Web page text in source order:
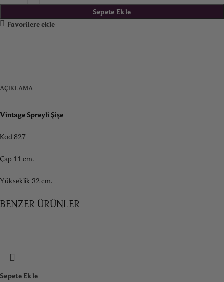
Sepete Ekle
Favorilere ekle
AÇIKLAMA
Vintage Spreyli Şişe
Kod 827
Çap 11 cm.
Yükseklik 32 cm.
BENZER ÜRÜNLER
Sepete Ekle